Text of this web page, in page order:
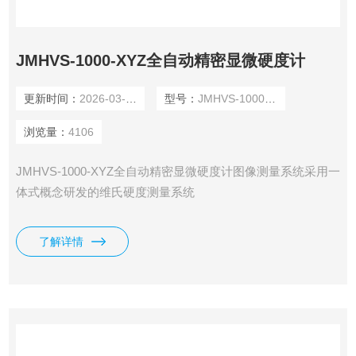
JMHVS-1000-XYZ全自动精密显微硬度计
更新时间： 2026-03-04 型号： JMHVS-1000-XYZ
浏览量： 4106
JMHVS-1000-XYZ全自动精密显微硬度计图像测量系统采用一
体式概念研发的维氏硬度测量系统
了解详情